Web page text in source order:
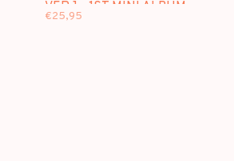
VER.] - 1ST MINI ALBUM
€25,95